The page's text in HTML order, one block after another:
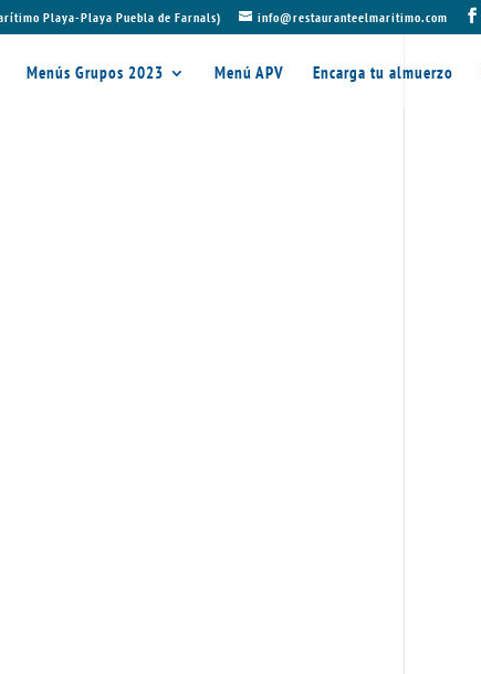
Playa-Playa Puebla de Farnals) info@restauranteelmaritimo.com
Menús Grupos 2023 Menú APV Encarga tu almuerzo